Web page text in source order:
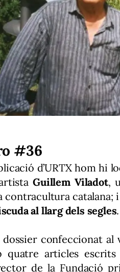
#36
d’URTX hom hi
Guillem Viladot,
contracultura catalana;
al llarg dels segles.
dossier confeccionat
quatre articles escrits
de la Fundació